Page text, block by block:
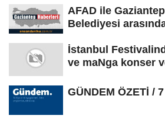
AFAD ile
Belediyesi
İstanbul
ve maNga konser
GÜNDEM ÖZETİ /